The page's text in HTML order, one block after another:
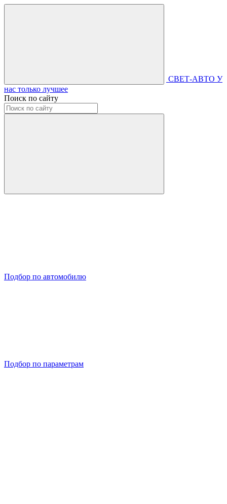
СВЕТ-АВТО У
нас только лучшее
Поиск по сайту
Подбор по автомобилю
Подбор по параметрам